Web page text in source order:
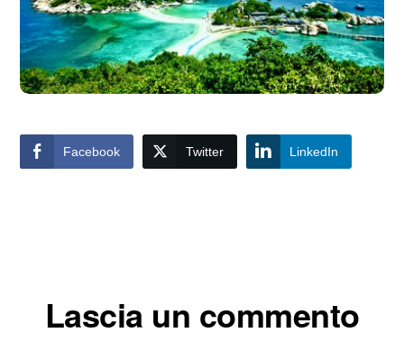
Facebook Twitter LinkedIn
Interazioni
Lascia un commento